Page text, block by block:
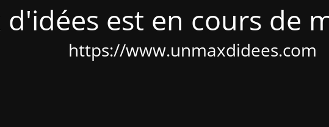
d'idées est en cours de
https://www.unmaxdidees.com